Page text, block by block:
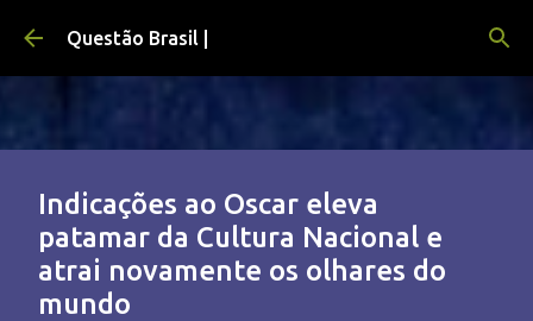
Pular para o conteúdo principal
Questão Brasil |
Indicações ao Oscar eleva
patamar da Cultura Nacional e
atrai novamente os olhares do
mundo